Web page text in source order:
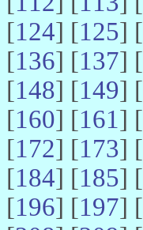
[124] [125] [
[136] [137] [
[148] [149] [
[160] [161] [
[172] [173] [
[184] [185] [
[196] [197] [